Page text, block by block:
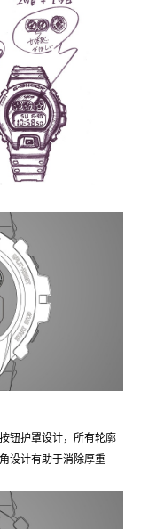
钮护罩设计，所有轮廓
设计有助于消除厚重